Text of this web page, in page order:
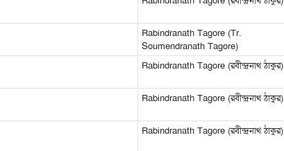
Rabindranath Tagore (Tr.
Soumendranath Tagore)
Rabindranath Tagore (রবীন্দ্রনাথ ঠাকুর)
Rabindranath Tagore (রবীন্দ্রনাথ ঠাকুর)
Rabindranath Tagore (রবীন্দ্রনাথ ঠাকুর)